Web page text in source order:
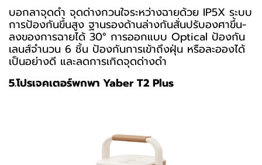
บอกลาจุดดำ จุดด่างกวนใจระหว่างฉายด้วย IP5X ระบบ
การป้องกันขึ้นสูง ฐานรองด้านล่างกันสั่นปรับองศาขึ้น-
ลงของการฉายได้ 30° การออกแบบ Optical ป้องกัน
เลนส์จำนวน 6 ชิ้น ป้องกันการเข้าถึงฝุ่น หรือละอองได้
เป็นอย่างดี และลดการเกิดจุดด่างดำ
5.โปรเจคเตอร์พกพา Yaber T2 Plus